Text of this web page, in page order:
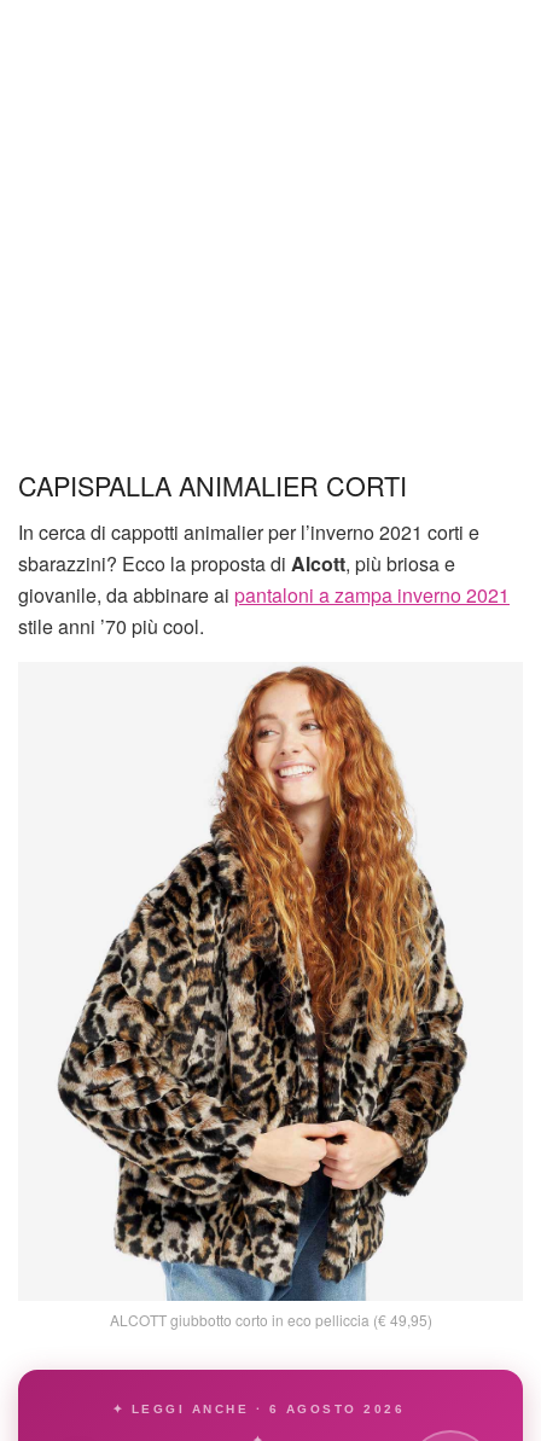
CAPISPALLA ANIMALIER CORTI
In cerca di cappotti animalier per l’inverno 2021 corti e
sbarazzini? Ecco la proposta di Alcott, più briosa e
giovanile, da abbinare ai pantaloni a zampa inverno 2021
stile anni ’70 più cool.
ALCOTT giubbotto corto in eco pelliccia (€ 49,95)
✦ LEGGI ANCHE · 6 AGOSTO 2026